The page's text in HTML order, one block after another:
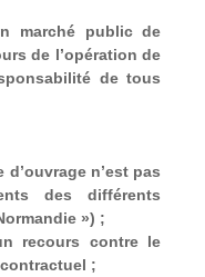
marché public de
de l’opération de
de tous
n’est pas
des différents
») ;
recours contre le
;